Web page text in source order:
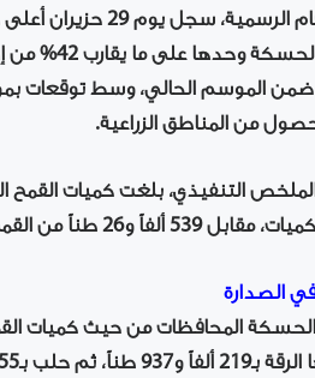
محافظة
الموسم الحالي، وسط توقعات
من المناطق الزراعية.
و26 طناً من القمح القاسي بنسبة 43.3%.
الصدارة
و360 طناً، وحماة بـ123 ألفاً و350 طناً.